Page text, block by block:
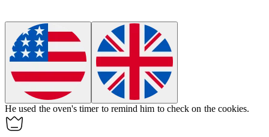
He used the oven's timer to remind him to check on the cookies.